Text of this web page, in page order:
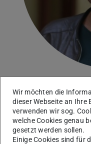
Professorin für
Interdisziplinäre
Wir möchten die
dieser Webseite an Ihre
verwenden wir sog.
welche Cookies genau
gesetzt werden sollen.
Einige Cookies sind für